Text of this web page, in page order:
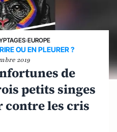
›EUROPE
OU EN PLEURER ?
2019
de
petits singes
les cris